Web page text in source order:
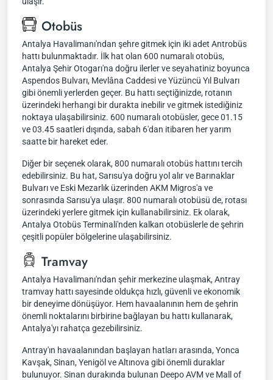
Otobüs
Antalya Havalimanı'ndan şehre gitmek için iki adet Antrobüs
hattı bulunmaktadır. İlk hat olan 600 numaralı otobüs,
Antalya Şehir Otogarı'na doğru ilerler ve seyahatiniz boyunca
Aspendos Bulvarı, Mevlâna Caddesi ve Yüzüncü Yıl Bulvarı
gibi önemli yerlerden geçer. Bu hattı seçtiğinizde, rotanın
üzerindeki herhangi bir durakta inebilir ve gitmek istediğiniz
noktaya ulaşabilirsiniz. 600 numaralı otobüsler, gece 01.15
ve 03.45 saatleri dışında, sabah 6'dan itibaren her yarım
saatte bir hareket eder.
Diğer bir seçenek olarak, 800 numaralı otobüs hattını tercih
edebilirsiniz. Bu hat, Sarısu'ya doğru yol alır ve Barınaklar
Bulvarı ve Eski Mezarlık üzerinden AKM Migros'a ve
sonrasında Sarısu'ya ulaşır. 800 numaralı otobüsü de, rotası
üzerindeki yerlere gitmek için kullanabilirsiniz. Ek olarak,
Antalya Otobüs Terminali'nden kalkan otobüslerle de şehrin
çeşitli popüler bölgelerine ulaşabilirsiniz.
Tramvay
Antalya Havalimanı'ndan şehir merkezine ulaşmak, Antray
tramvay hattı sayesinde oldukça hızlı, güvenli ve ekonomik
bir deneyime dönüşüyor. Hem havaalanının hem de şehrin
önemli noktalarını birbirine bağlayan bu hattı kullanarak,
Antalya'yı rahatça gezebilirsiniz.
Antray'ın havaalanından başlayan hatları arasında, Yonca
Kavşak, Sinan, Yenigöl ve Altınova gibi önemli duraklar
bulunuyor. Sinan durakında bulunan Deepo AVM ve Mall of